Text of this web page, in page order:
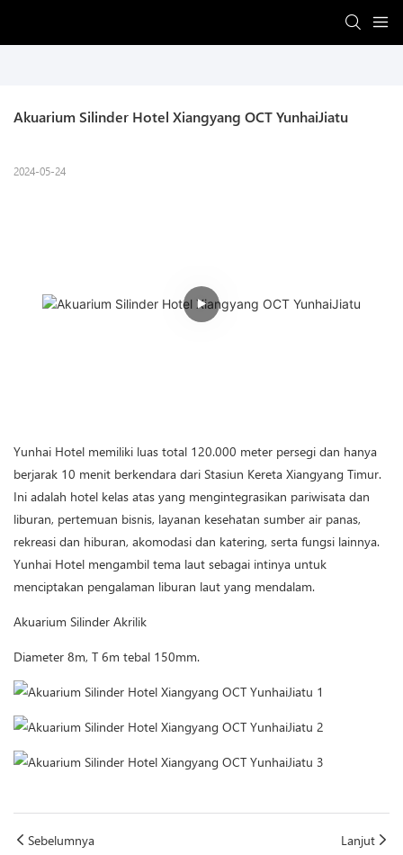
Akuarium Silinder Hotel Xiangyang OCT YunhaiJiatu
2024-05-24
Yunhai Hotel memiliki luas total 120.000 meter persegi dan hanya
berjarak 10 menit berkendara dari Stasiun Kereta Xiangyang Timur.
Ini adalah hotel kelas atas yang mengintegrasikan pariwisata dan
liburan, pertemuan bisnis, layanan kesehatan sumber air panas,
rekreasi dan hiburan, akomodasi dan katering, serta fungsi lainnya.
Yunhai Hotel mengambil tema laut sebagai intinya untuk
menciptakan pengalaman liburan laut yang mendalam.
Akuarium Silinder Akrilik
Diameter 8m, T 6m tebal 150mm.
Sebelumnya Lanjut